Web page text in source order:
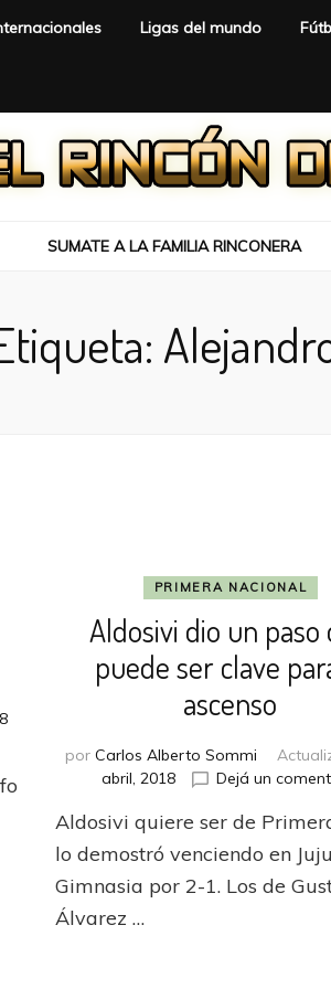
Ligas del mundo
SUMATE A LA FAMILIA RINCONERA
PRIMERA NACIONAL
Aldosivi dio un paso
puede ser clave
ascenso
por Carlos Alberto Sommi
abril, 2018
Dejá un
Aldosivi quiere ser de
lo demostró venciendo en
Gimnasia por 2-1. Los de
Álvarez …